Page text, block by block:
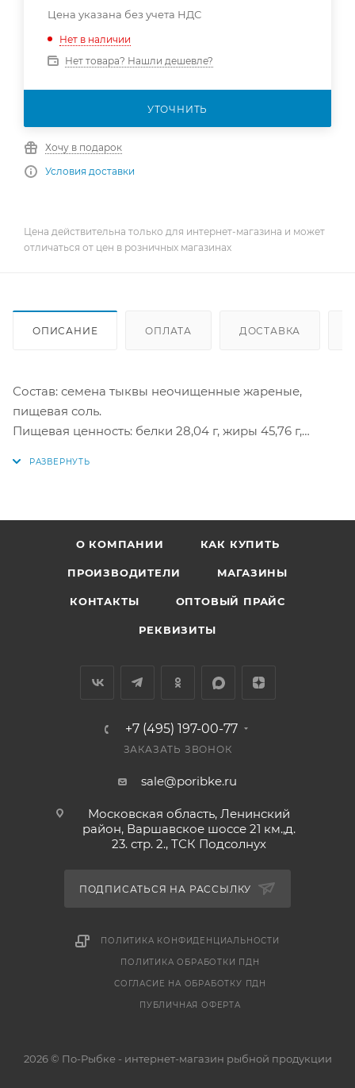
Цена указана без учета НДС
Нет в наличии
Нет товара? Нашли дешевле?
УТОЧНИТЬ
Хочу в подарок
Условия доставки
Цена действительна только для интернет-магазина и может
отличаться от цен в розничных магазинах
ОПИСАНИЕ ОПЛАТА ДОСТАВКА
Состав: семена тыквы неочищенные жареные,
пищевая соль.
Пищевая ценность: белки 28,04 г, жиры 45,76 г,
О КОМПАНИИ КАК КУПИТЬ
ПРОИЗВОДИТЕЛИ МАГАЗИНЫ
КОНТАКТЫ ОПТОВЫЙ ПРАЙС
РЕКВИЗИТЫ
+7 (495) 197-00-77
ЗАКАЗАТЬ ЗВОНОК
sale@poribke.ru
Московская область, Ленинский
район, Варшавское шоссе 21 км.,д.
23. стр. 2., ТСК Подсолнух
ПОДПИСАТЬСЯ НА РАССЫЛКУ
ПОЛИТИКА КОНФИДЕНЦИАЛЬНОСТИ
ПОЛИТИКА ОБРАБОТКИ ПДН
СОГЛАСИЕ НА ОБРАБОТКУ ПДН
ПУБЛИЧНАЯ ОФЕРТА
2026 © По-Рыбке - интернет-магазин рыбной продукции